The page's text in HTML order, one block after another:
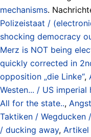
mechanisms.
Polizeistaat /
shocking democracy
Merz is NOT being
quickly corrected in
opposition „die Linke“,
Westen... / US imperial
All for the state..,
Taktiken /
/ ducking away, Artikel